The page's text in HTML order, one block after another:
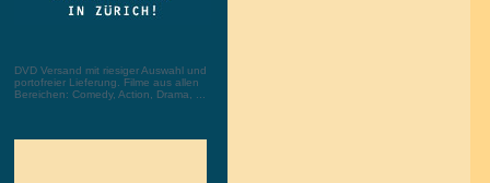
DVD Versand mit riesiger Auswahl und
portofreier Lieferung. Filme aus allen
Bereichen: Comedy, Action, Drama, ...